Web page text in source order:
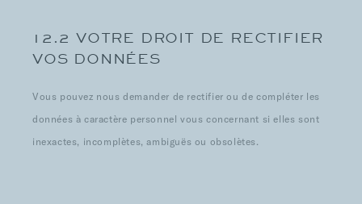
12.2 VOTRE DROIT DE RECTIFIER
VOS DONNÉES
Vous pouvez nous demander de rectifier ou de compléter les
données à caractère personnel vous concernant si elles sont
inexactes, incomplètes, ambiguës ou obsolètes.